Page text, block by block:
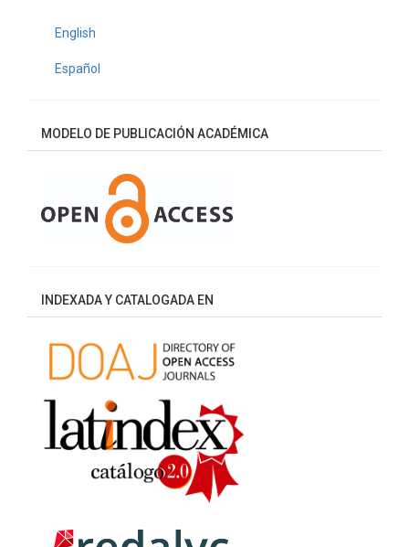
English
Español
MODELO DE PUBLICACIÓN ACADÉMICA
INDEXADA Y CATALOGADA EN